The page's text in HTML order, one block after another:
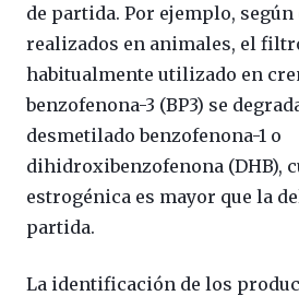
de partida. Por ejemplo,
realizados en animales, el
habitualmente utilizado en
benzofenona-3 (BP3) se
desmetilado benzofenona-1 o
dihidroxibenzofenona (DHB),
estrogénica es mayor que la
partida.
La identificación de los